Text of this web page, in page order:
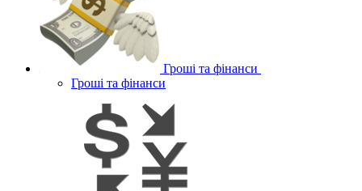
Гроші та фінанси
Гроші та фінанси